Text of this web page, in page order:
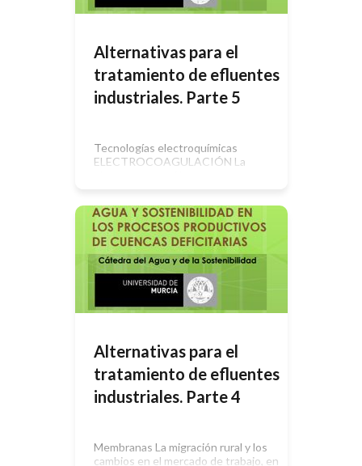
económicas o sociales, por el bien de
Alternativas para el
tratamiento de efluentes
industriales. Parte 5
Tecnologías electroquímicas
ELECTROCOAGULACIÓN La
fenómenos físicos y químicos, y en el
que los coagulantes se generan “in
situ” por disolución electroquímica
de electrodos de sacrificio de Fe o Al
que constituyen el ánodo. La
electrocoagulación es eficaz para
eliminar sólidos en suspensión así
como aceites y grasas. […]
Alternativas para el
tratamiento de efluentes
industriales. Parte 4
Membranas La migración rural y los
cambios en el mercado de trabajo, en